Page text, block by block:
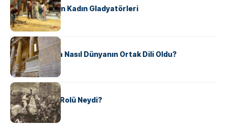
Antik Roma’nın Kadın Gladyatörleri
KÜLTÜR
Antik Yunanca Nasıl Dünyanın Ortak Dili Oldu?
KÜLTÜR
Valdensler’in Rolü Neydi?